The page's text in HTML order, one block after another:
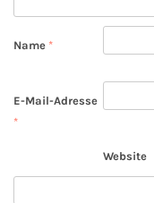
Name *
E-Mail-Adresse
*
Website